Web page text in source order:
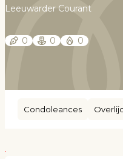
Leeuwarder Courant
0 0 0
Condoleances